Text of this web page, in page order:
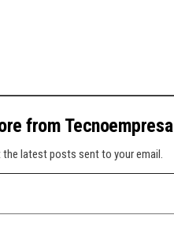
from Tecnoempresa
the latest posts sent to your email.